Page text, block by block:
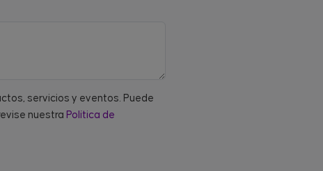
servicios y eventos. Puede
nuestra Política de